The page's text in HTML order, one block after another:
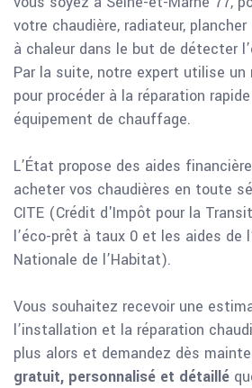
votre chaudière, radiateur,
à chaleur dans le but de détecter
Par la suite, notre expert utilise
pour procéder à la réparation
équipement de chauffage.
L’État propose des aides
acheter vos chaudières en toute
CITE (Crédit d'Impôt pour la
l’éco-prêt à taux 0 et les aides de
Nationale de l’Habitat).
Vous souhaitez recevoir une
l’installation et la réparation
plus alors et demandez dès
gratuit, personnalisé et détaillé